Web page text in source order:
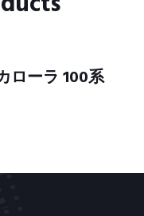
ローラ 100系